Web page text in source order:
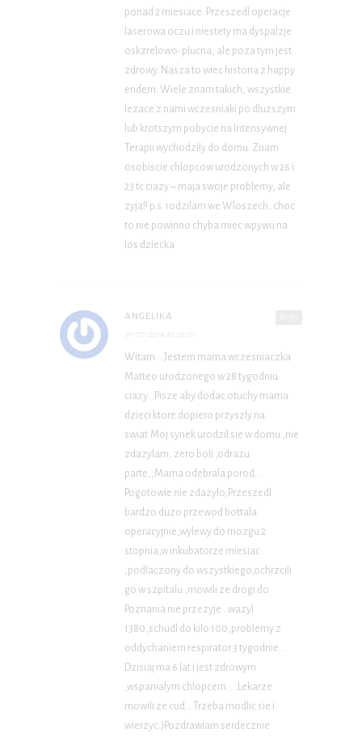
ponad 2 miesiace. Przeszedl operacje
laserowa oczu i niestety ma dyspalzje
oskzrelowo-plucna, ale poza tym jest
zdrowy. Nasza to wiec historia z happy
endem. Wiele znam takich, wszystkie
lezace z nami wczesniaki po dluzszym
lub krotszym pobycie na Intensywnej
Terapii wychodzily do domu. Znam
osobiscie chlopcow urodzonych w 26 i
23 tc ciazy – maja swoje problemy, ale
zyja!! p.s. rodzilam we Wloszech, choc
to nie powinno chyba miec wpywu na
los dziecka
ANGELIKA
Witam …Jestem mama wczesniaczka
Matteo urodzonego w 28 tygodniu
ciazy…Pisze aby dodac otuchy mama
dzieci ktore dopiero przyszly na
swiat.Moj synek urodzil sie w domu ,nie
zdazylam, zero boli ,odrazu
parte,,Mama odebrala porod…
Pogotowie nie zdazylo,Przeszedl
bardzo duzo przewod bottala
operacyjnie,wylewy do mozgu 2
stopnia,w inkubatorze miesiac
,podlaczony do wszystkiego,ochrzcili
go w szpitalu ,mowili ze drogi do
Poznania nie przezyje…wazyl
1380,schudl do kilo 100,problemy z
oddychaniem respirator 3 tygodnie…
Dzisiaj ma 6 lat i jest zdrowym
,wspanialym chlopcem ….Lekarze
mowili ze cud …Trzeba modlic sie i
wierzyc:)Pozdrawiam serdecznie